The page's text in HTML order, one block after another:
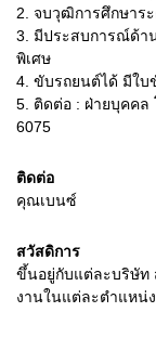
2. จบวุฒิการศึกษาร
3. มีประสบการณ์ด้า
พิเศษ
4. ขับรถยนต์ได้ มีใบ
5. ติดต่อ : ฝ่ายบุคคล
6075
ติดต่อ
คุณเบนซ์
สวัสดิการ
ขึ้นอยู่กับแต่ละบริษัท
งานในแต่ละตำแหน่ง